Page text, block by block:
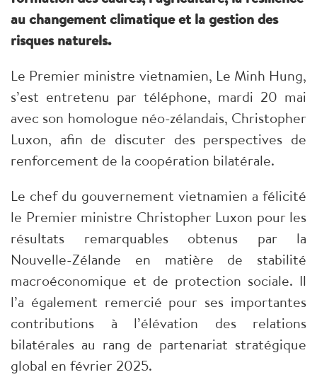
au changement climatique et la gestion des
risques naturels.
Le Premier ministre vietnamien, Le Minh Hung,
s’est entretenu par téléphone, mardi 20 mai
avec son homologue néo-zélandais, Christopher
Luxon, afin de discuter des perspectives de
renforcement de la coopération bilatérale.
Le chef du gouvernement vietnamien a félicité
le Premier ministre Christopher Luxon pour les
résultats remarquables obtenus par la
Nouvelle-Zélande en matière de stabilité
macroéconomique et de protection sociale. Il
l’a également remercié pour ses importantes
contributions à l’élévation des relations
bilatérales au rang de partenariat stratégique
global en février 2025.